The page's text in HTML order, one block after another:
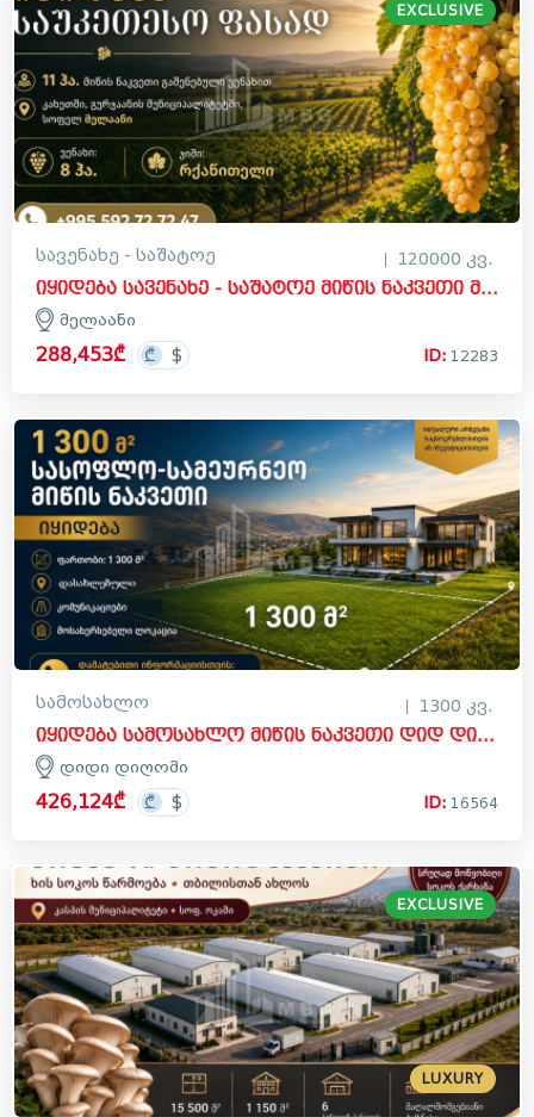
EXCLUSIVE
სავენახე - საშატოე 120000 კვ.
იყიდება სავენახე - საშატოე მიწის ნაკვეთი მელაანში, გურჯაანი
მელაანი
288,453₾ ID: 12283
სამოსახლო 1300 კვ.
იყიდება სამოსახლო მიწის ნაკვეთი დიდ დიღომში, საბურთალოს რაიონი
დიდი დიღომი
426,124₾ ID: 16564
LUXURY
EXCLUSIVE